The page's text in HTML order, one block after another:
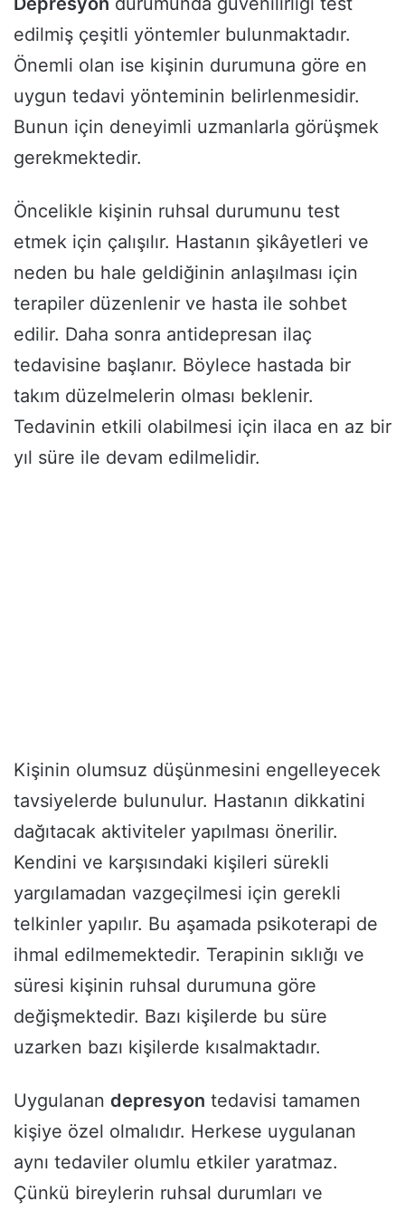
edilmiş çeşitli yöntemler bulunmaktadır.
Önemli olan ise kişinin durumuna göre en
uygun tedavi yönteminin belirlenmesidir.
Bunun için deneyimli uzmanlarla görüşmek
gerekmektedir.
Öncelikle kişinin ruhsal durumunu test
etmek için çalışılır. Hastanın şikâyetleri ve
neden bu hale geldiğinin anlaşılması için
terapiler düzenlenir ve hasta ile sohbet
edilir. Daha sonra antidepresan ilaç
tedavisine başlanır. Böylece hastada bir
takım düzelmelerin olması beklenir.
Tedavinin etkili olabilmesi için ilaca en az bir
yıl süre ile devam edilmelidir.
Kişinin olumsuz düşünmesini engelleyecek
tavsiyelerde bulunulur. Hastanın dikkatini
dağıtacak aktiviteler yapılması önerilir.
Kendini ve karşısındaki kişileri sürekli
yargılamadan vazgeçilmesi için gerekli
telkinler yapılır. Bu aşamada psikoterapi de
ihmal edilmemektedir. Terapinin sıklığı ve
süresi kişinin ruhsal durumuna göre
değişmektedir. Bazı kişilerde bu süre
uzarken bazı kişilerde kısalmaktadır.
Uygulanan depresyon tedavisi tamamen
kişiye özel olmalıdır. Herkese uygulanan
aynı tedaviler olumlu etkiler yaratmaz.
Çünkü bireylerin ruhsal durumları ve